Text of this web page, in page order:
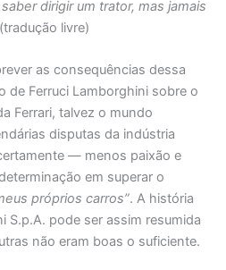
dirigir um trator, mas jamais
(tradução livre)
as consequências dessa
de Ferruci Lamborghini sobre o
Ferrari, talvez o mundo
disputas da indústria
— menos paixão e
em superar o
próprios carros”. A história
S.p.A. pode ser assim resumida
não eram boas o suficiente.